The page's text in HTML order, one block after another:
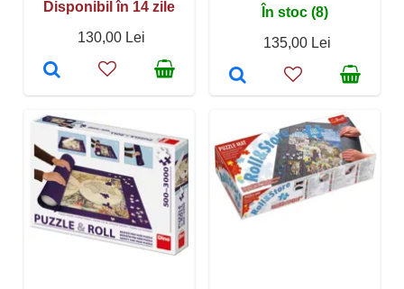
Disponibil în 14 zile
130,00 Lei
În stoc (8)
135,00 Lei